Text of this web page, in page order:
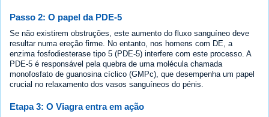
Passo 2: O papel da PDE-5
Se não existirem obstruções, este aumento do fluxo sanguíneo deve
resultar numa ereção firme. No entanto, nos homens com DE, a
enzima fosfodiesterase tipo 5 (PDE-5) interfere com este processo. A
PDE-5 é responsável pela quebra de uma molécula chamada
monofosfato de guanosina cíclico (GMPc), que desempenha um papel
crucial no relaxamento dos vasos sanguíneos do pénis.
Etapa 3: O Viagra entra em ação